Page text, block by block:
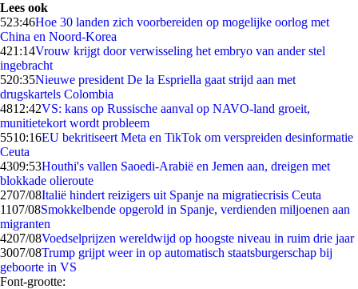
Lees ook
523:46Hoe 30 landen zich voorbereiden op mogelijke oorlog met
China en Noord-Korea
421:14Vrouw krijgt door verwisseling het embryo van ander stel
ingebracht
520:35Nieuwe president De la Espriella gaat strijd aan met
drugskartels Colombia
4812:42VS: kans op Russische aanval op NAVO-land groeit,
munitietekort wordt probleem
5510:16EU bekritiseert Meta en TikTok om verspreiden desinformatie
Ceuta
4309:53Houthi's vallen Saoedi-Arabië en Jemen aan, dreigen met
blokkade olieroute
2707/08Italië hindert reizigers uit Spanje na migratiecrisis Ceuta
1107/08Smokkelbende opgerold in Spanje, verdienden miljoenen aan
migranten
4207/08Voedselprijzen wereldwijd op hoogste niveau in ruim drie jaar
3007/08Trump grijpt weer in op automatisch staatsburgerschap bij
geboorte in VS
Font-grootte: